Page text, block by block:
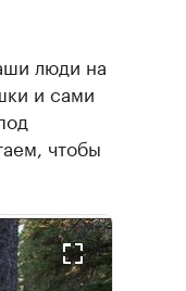
люди на
и сами
чтобы